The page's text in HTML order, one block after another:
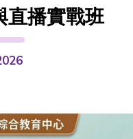
直播實戰班